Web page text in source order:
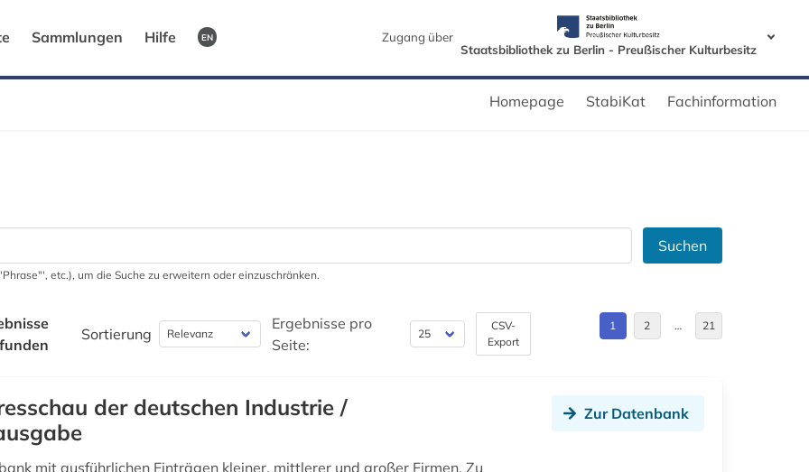
Sammlungen Hilfe EN
Zugang über
Staatsbibliothek zu Berlin - Preußischer Kulturbesitz
Homepage StabiKat Fachinformation
Suchen
etc.), um die Suche zu erweitern oder einzuschränken.
Sortierung
Ergebnisse pro
Seite:
CSV-
Export
1 2 … 21
der deutschen Industrie /
mit ausführlichen Einträgen kleiner, mittlerer und großer Firmen. Zu
Zur Datenbank